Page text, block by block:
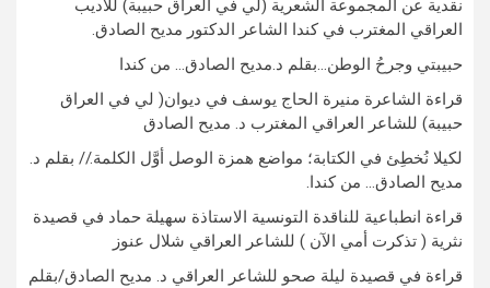
نقدية عن المجموعة الشعرية (لي في العراق حبيبة) للأديب
العراقي المغترب في كندا الشاعر الدكتور مديح الصادق.
حبيبتي وجرحُ الوطن…بقلم د.مديح الصادق… من كندا
قراءة الشاعرة منيرة الحاج يوسف في ديوان( لي في العراق
حبيبة) للشاعر العراقي المغترب د. مديح الصادق
لكيلا نُخطِئ في الكتابة؛ مواضع همزة الوصل أوَّل الكلمة.// بقلم د.
مديح الصادق… من كندا.
قراءة انطباعية للناقدة التونسية الاستاذة سهيلة حماد في قصيدة
نثرية ( تذكرت أمي الآن ) للشاعر العراقي شلال عنوز
قراءة في قصيدة ليلة صحو للشاعر العراقي د. مديح الصادق/بقلم